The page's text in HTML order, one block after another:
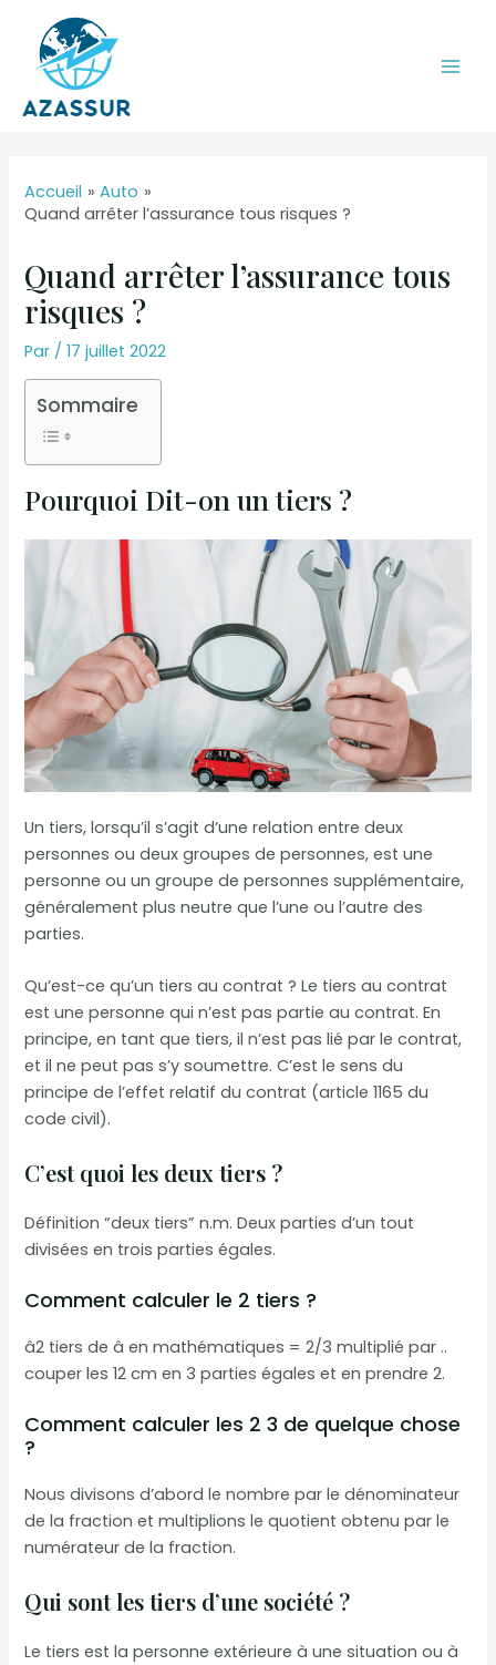
contenu
Accueil
Auto
Quand arrêter l’assurance tous risques ?
Quand arrêter l’assurance tous
risques ?
Par /17 juillet 2022
Sommaire
Pourquoi Dit-on un tiers ?
Un tiers, lorsqu’il s’agit d’une relation entre deux
personnes ou deux groupes de personnes, est une
personne ou un groupe de personnes supplémentaire,
généralement plus neutre que l’une ou l’autre des
parties.
Qu’est-ce qu’un tiers au contrat ? Le tiers au contrat
est une personne qui n’est pas partie au contrat. En
principe, en tant que tiers, il n’est pas lié par le contrat,
et il ne peut pas s’y soumettre. C’est le sens du
principe de l’effet relatif du contrat (article 1165 du
code civil).
C’est quoi les deux tiers ?
Définition “deux tiers” n.m. Deux parties d’un tout
divisées en trois parties égales.
Comment calculer le 2 tiers ?
â2 tiers de â en mathématiques = 2/3 multiplié par ..
couper les 12 cm en 3 parties égales et en prendre 2.
Comment calculer les 2 3 de quelque chose
?
Nous divisons d’abord le nombre par le dénominateur
de la fraction et multiplions le quotient obtenu par le
numérateur de la fraction.
Qui sont les tiers d’une société ?
Le tiers est la personne extérieure à une situation ou à